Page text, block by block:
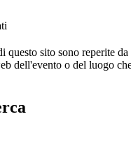
questo sito sono reperite
dell'evento o del luogo